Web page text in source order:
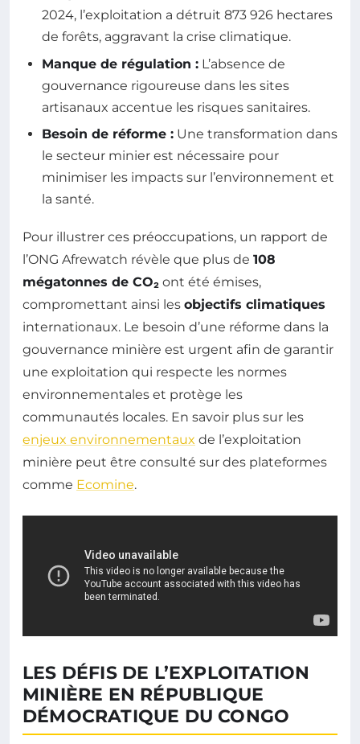
2024, l’exploitation a détruit 873 926 hectares
de forêts, aggravant la crise climatique.
Manque de régulation : L’absence de
gouvernance rigoureuse dans les sites
artisanaux accentue les risques sanitaires.
Besoin de réforme : Une transformation dans
le secteur minier est nécessaire pour
minimiser les impacts sur l’environnement et
la santé.
Pour illustrer ces préoccupations, un rapport de
l’ONG Afrewatch révèle que plus de 108
mégatonnes de CO₂ ont été émises,
compromettant ainsi les objectifs climatiques
internationaux. Le besoin d’une réforme dans la
gouvernance minière est urgent afin de garantir
une exploitation qui respecte les normes
environnementales et protège les
communautés locales. En savoir plus sur les
enjeux environnementaux de l’exploitation
minière peut être consulté sur des plateformes
comme Ecomine.
LES DÉFIS DE L’EXPLOITATION
MINIÈRE EN RÉPUBLIQUE
DÉMOCRATIQUE DU CONGO